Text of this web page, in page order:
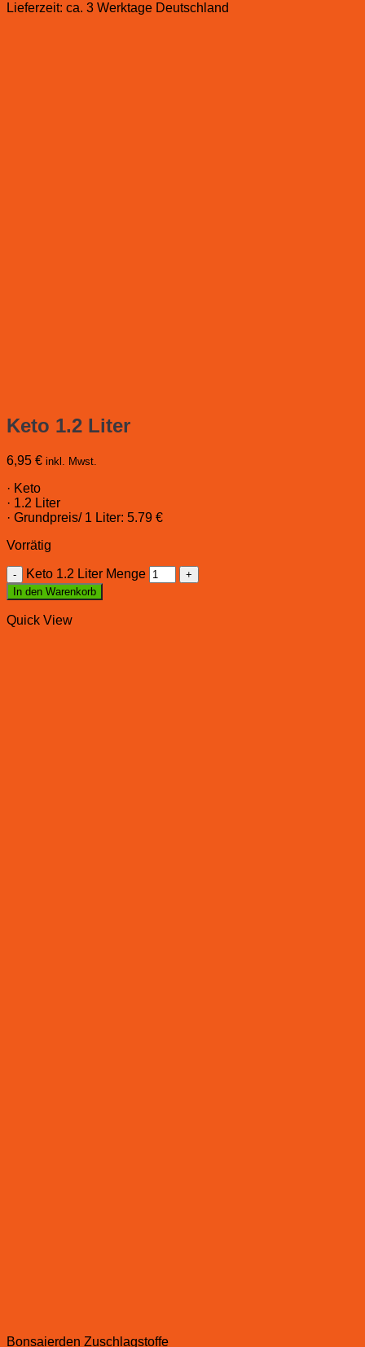
Lieferzeit: ca. 3 Werktage Deutschland
Keto 1.2 Liter
6,95 € inkl. Mwst.
· Keto
· 1.2 Liter
· Grundpreis/ 1 Liter: 5.79 €
Vorrätig
Keto 1.2 Liter Menge
In den Warenkorb
Quick View
Bonsaierden Zuschlagstoffe